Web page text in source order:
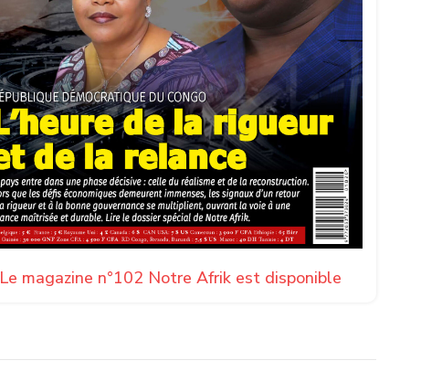
Le magazine n°102 Notre Afrik est disponible